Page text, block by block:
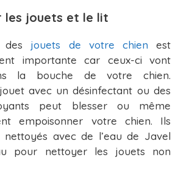
les jouets et le lit
des jouets de votre chien est
importante car ceux-ci vont
la bouche de votre chien.
avec un désinfectant ou des
peut blesser ou même
empoisonner votre chien. Ils
avec de l’eau de Javel
pour nettoyer les jouets non